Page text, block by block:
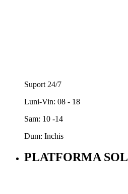
Suport 24/7
Luni-Vin: 08 - 18
Sam: 10 -14
Dum: Inchis
PLATFORMA SOL